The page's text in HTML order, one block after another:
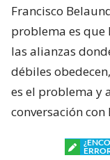
Francisco
problema es que
las alianzas
débiles
es el problema y
conversación con